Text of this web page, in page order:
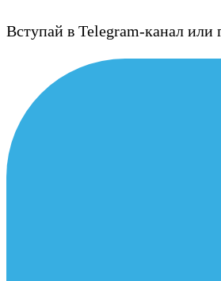
Вступай в Telegram-канал